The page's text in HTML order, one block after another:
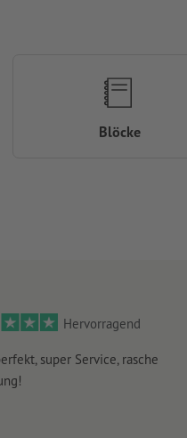
Hervorragend
super Service, rasche
Blöcke